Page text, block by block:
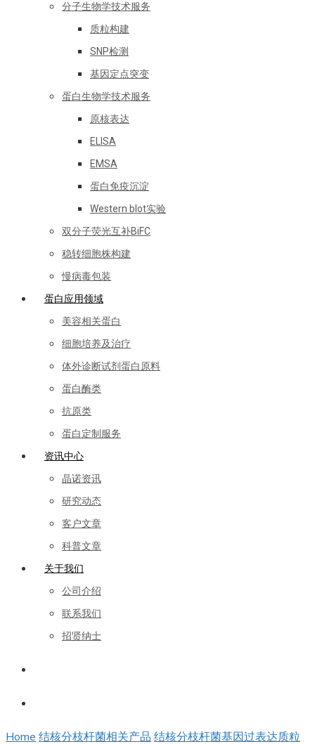
分子生物学技术服务
质粒构建
SNP检测
基因定点突变
蛋白生物学技术服务
原核表达
ELISA
EMSA
蛋白免疫沉淀
Western blot实验
双分子荧光互补BiFC
稳转细胞株构建
慢病毒包装
蛋白应用领域
美容相关蛋白
细胞培养及治疗
体外诊断试剂蛋白原料
蛋白酶类
抗原类
蛋白定制服务
资讯中心
晶诺资讯
研究动态
客户文章
科普文章
关于我们
公司介绍
联系我们
招贤纳士
Home 结核分枝杆菌相关产品 结核分枝杆菌基因过表达质粒